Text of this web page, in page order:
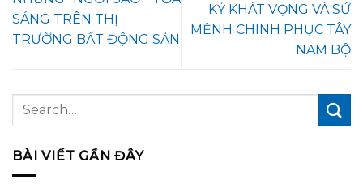
SÁNG TRÊN THỊ
TRƯỜNG BẤT ĐỘNG SẢN
KỶ KHÁT VỌNG VÀ SỨ
MỆNH CHINH PHỤC TÂY
NAM BỘ
BÀI VIẾT GẦN ĐÂY